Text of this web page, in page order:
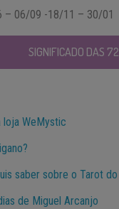
– 06/09 -18/11 – 30/01
SIGNIFICADO DAS
loja WeMystic
saber sobre o Tarot
de Miguel Arcanjo